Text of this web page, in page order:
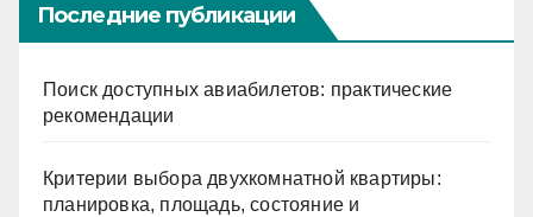
Последние публикации
Поиск доступных авиабилетов: практические
рекомендации
Критерии выбора двухкомнатной квартиры:
планировка, площадь, состояние и